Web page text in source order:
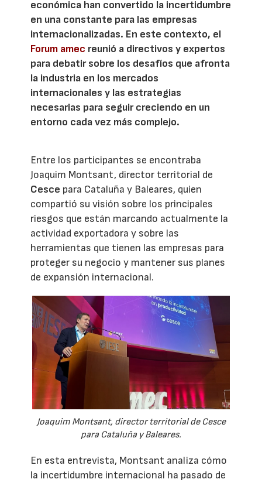
económica han convertido la incertidumbre
en una constante para las empresas
internacionalizadas. En este contexto, el
Forum amec reunió a directivos y expertos
para debatir sobre los desafíos que afronta
la industria en los mercados
internacionales y las estrategias
necesarias para seguir creciendo en un
entorno cada vez más complejo.
Entre los participantes se encontraba
Joaquim Montsant, director territorial de
Cesce para Cataluña y Baleares, quien
compartió su visión sobre los principales
riesgos que están marcando actualmente la
actividad exportadora y sobre las
herramientas que tienen las empresas para
proteger su negocio y mantener sus planes
de expansión internacional.
Joaquim Montsant, director territorial de Cesce
para Cataluña y Baleares.
En esta entrevista, Montsant analiza cómo
la incertidumbre internacional ha pasado de